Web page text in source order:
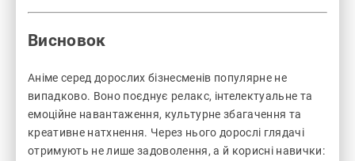
Висновок
Аніме серед дорослих бізнесменів популярне не
випадково. Воно поєднує релакс, інтелектуальне та
емоційне навантаження, культурне збагачення та
креативне натхнення. Через нього дорослі глядачі
отримують не лише задоволення, а й корисні навички: